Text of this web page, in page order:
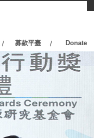
募款平臺 Donate